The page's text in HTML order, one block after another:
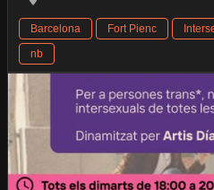
Barcelona Fort Pienc
nb